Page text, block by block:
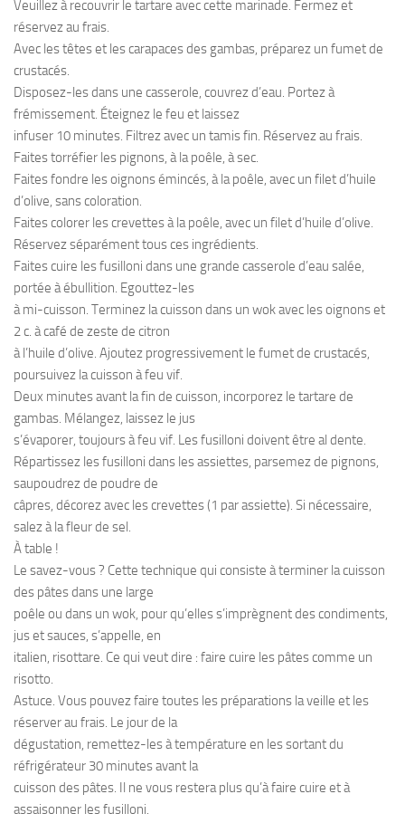
Veuillez à recouvrir le tartare avec cette marinade. Fermez et
réservez au frais.
Avec les têtes et les carapaces des gambas, préparez un fumet de
crustacés.
Disposez-les dans une casserole, couvrez d’eau. Portez à
frémissement. Éteignez le feu et laissez
infuser 10 minutes. Filtrez avec un tamis fin. Réservez au frais.
Faites torréfier les pignons, à la poêle, à sec.
Faites fondre les oignons émincés, à la poêle, avec un filet d’huile
d’olive, sans coloration.
Faites colorer les crevettes à la poêle, avec un filet d’huile d’olive.
Réservez séparément tous ces ingrédients.
Faites cuire les fusilloni dans une grande casserole d’eau salée,
portée à ébullition. Egouttez-les
à mi-cuisson. Terminez la cuisson dans un wok avec les oignons et
2 c. à café de zeste de citron
à l’huile d’olive. Ajoutez progressivement le fumet de crustacés,
poursuivez la cuisson à feu vif.
Deux minutes avant la fin de cuisson, incorporez le tartare de
gambas. Mélangez, laissez le jus
s’évaporer, toujours à feu vif. Les fusilloni doivent être al dente.
Répartissez les fusilloni dans les assiettes, parsemez de pignons,
saupoudrez de poudre de
câpres, décorez avec les crevettes (1 par assiette). Si nécessaire,
salez à la fleur de sel.
À table !
Le savez-vous ? Cette technique qui consiste à terminer la cuisson
des pâtes dans une large
poêle ou dans un wok, pour qu’elles s’imprègnent des condiments,
jus et sauces, s’appelle, en
italien, risottare. Ce qui veut dire : faire cuire les pâtes comme un
risotto.
Astuce. Vous pouvez faire toutes les préparations la veille et les
réserver au frais. Le jour de la
dégustation, remettez-les à température en les sortant du
réfrigérateur 30 minutes avant la
cuisson des pâtes. Il ne vous restera plus qu’à faire cuire et à
assaisonner les fusilloni.